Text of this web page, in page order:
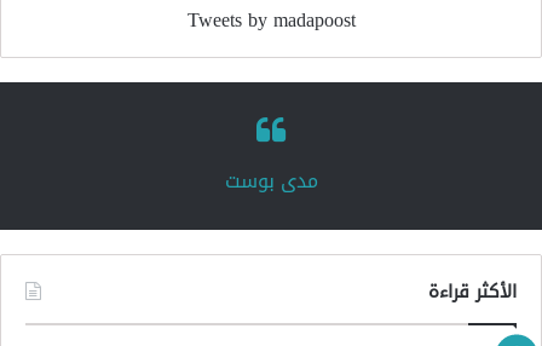
Tweets by madapoost
‏مدى بوست‏
الأكثر قراءة